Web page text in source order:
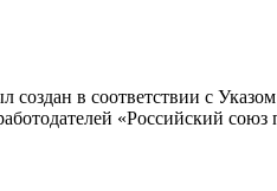
в соответствии с
«Российский